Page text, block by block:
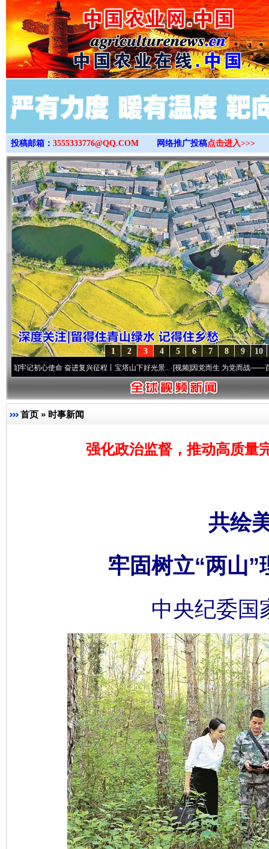
>
投稿邮箱： 3555333776@QQ.COM 网络推广投稿点击进入>>>
10
9
8
7
6
5
4
3
2
1
心使命 奋进复兴征程丨宝塔山下好光景..·[视频]因党而生 为党而战——百年“纪”事
首页 » 时事新闻
强化政治监督，推动高质量
共绘
牢固树立“两山
中央纪委国